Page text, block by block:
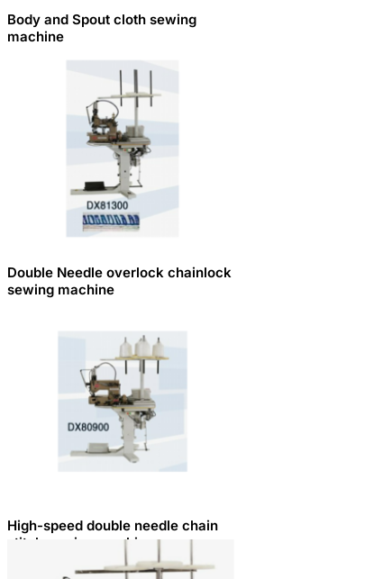
Body and Spout cloth sewing
machine
Double Needle overlock chainlock
sewing machine
High-speed double needle chain
stitch sewing machine